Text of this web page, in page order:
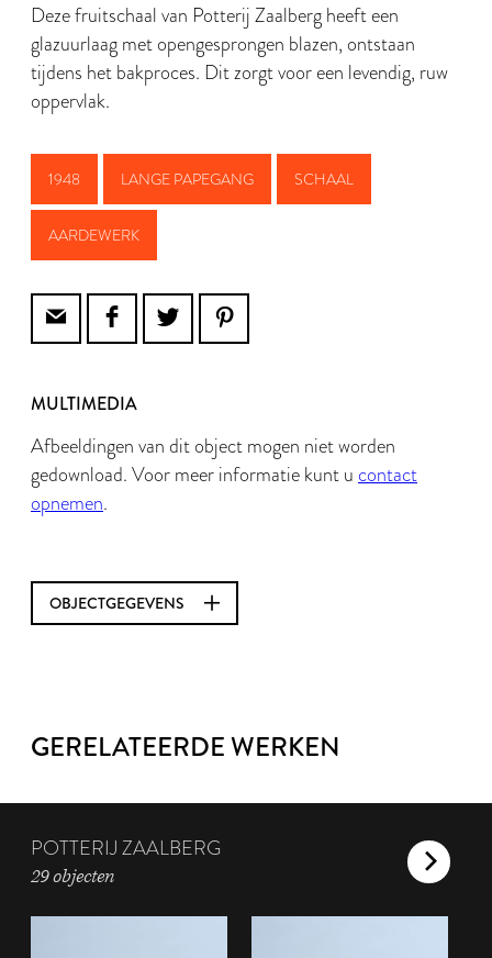
Deze fruitschaal van Potterij Zaalberg heeft een
glazuurlaag met opengesprongen blazen, ontstaan
tijdens het bakproces. Dit zorgt voor een levendig, ruw
oppervlak.
1948 LANGE PAPEGANG SCHAAL
AARDEWERK
MULTIMEDIA
Afbeeldingen van dit object mogen niet worden
gedownload. Voor meer informatie kunt u contact
opnemen.
OBJECTGEGEVENS
GERELATEERDE WERKEN
POTTERIJ ZAALBERG
29 objecten